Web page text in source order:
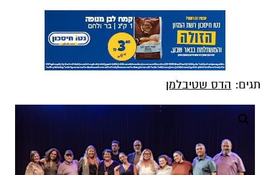
תגים: הדס שטיבלמן